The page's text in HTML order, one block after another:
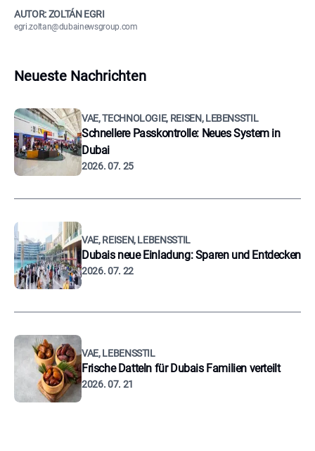
AUTOR: ZOLTÁN EGRI
egri.zoltan@dubainewsgroup.com
Neueste Nachrichten
VAE, TECHNOLOGIE, REISEN, LEBENSSTIL
Schnellere Passkontrolle: Neues System in
Dubai
2026. 07. 25
VAE, REISEN, LEBENSSTIL
Dubais neue Einladung: Sparen und Entdecken
2026. 07. 22
VAE, LEBENSSTIL
Frische Datteln für Dubais Familien verteilt
2026. 07. 21